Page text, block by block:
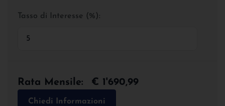
Tasso di Interesse (%):
Rata Mensile: € 1'690,99
Chiedi Informazioni